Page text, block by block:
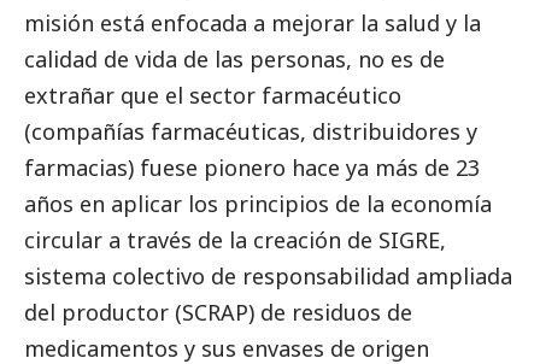
misión está enfocada a mejorar la salud y la
calidad de vida de las personas, no es de
extrañar que el sector farmacéutico
(compañías farmacéuticas, distribuidores y
farmacias) fuese pionero hace ya más de 23
años en aplicar los principios de la economía
circular a través de la creación de SIGRE,
sistema colectivo de responsabilidad ampliada
del productor (SCRAP) de residuos de
medicamentos y sus envases de origen